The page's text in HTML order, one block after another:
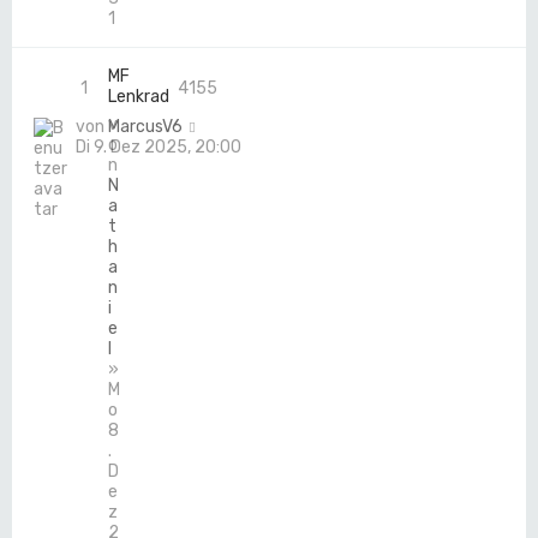
1
MF
Lenkrad
v
o
n
N
a
t
h
a
n
i
e
»
M
o
8
.
D
e
z
2
1
4155
von MarcusV6
Di 9. Dez 2025, 20:00